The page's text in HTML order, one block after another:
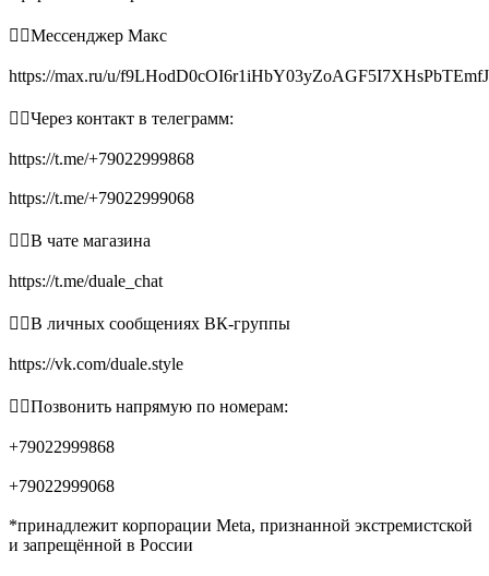
👉🏻Мессенджер Макс
https://max.ru/u/
👉🏻Через контакт в телеграмм:
https://t.me/+79022999868
https://t.me/+79022999068
👉🏻В чате магазина
https://t.me/duale_chat
👉🏻В личных сообщениях ВК-группы
https://vk.com/duale.style
👉🏻Позвонить напрямую по номерам:
+79022999868
+79022999068
*принадлежит корпорации Meta, признанной экстремистской
и запрещённой в России